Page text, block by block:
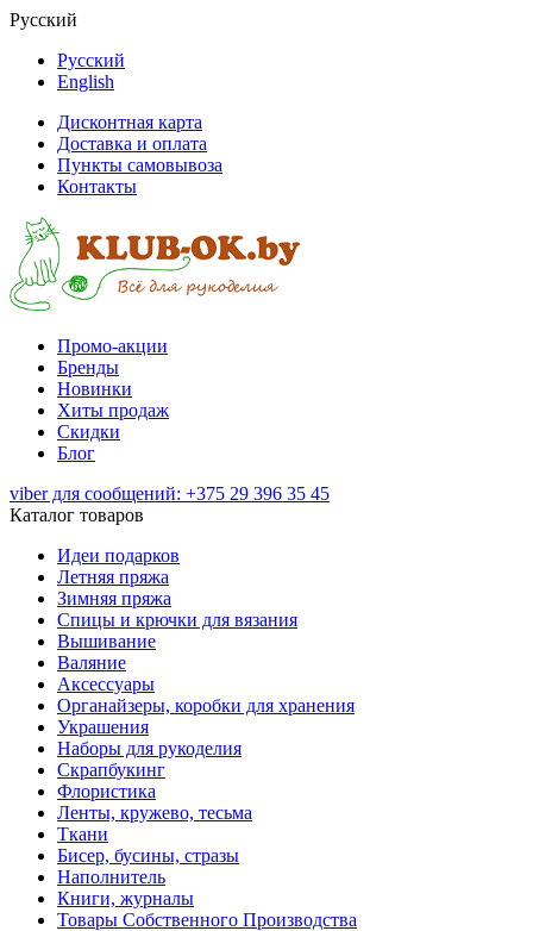
Русский
Русский
English
Дисконтная карта
Доставка и оплата
Пункты самовывоза
Контакты
Промо-акции
Бренды
Новинки
Хиты продаж
Скидки
Блог
viber для сообщений: +375 29 396 35 45
Каталог товаров
Идеи подарков
Летняя пряжа
Зимняя пряжа
Спицы и крючки для вязания
Вышивание
Валяние
Аксессуары
Органайзеры, коробки для хранения
Украшения
Наборы для рукоделия
Скрапбукинг
Флористика
Ленты, кружево, тесьма
Ткани
Бисер, бусины, стразы
Наполнитель
Книги, журналы
Товары Собственного Производства